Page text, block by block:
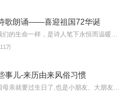
歌朗诵——喜迎祖国72华诞
11万
事儿-来历由来风俗习惯